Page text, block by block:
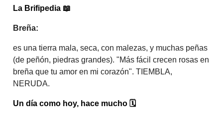
La Brifipedia 📖
Breña:
es una tierra mala, seca, con malezas, y muchas peñas
(de peñón, piedras grandes). "Más fácil crecen rosas en
breña que tu amor en mi corazón". TIEMBLA,
NERUDA.
Un día como hoy, hace mucho 🗓️